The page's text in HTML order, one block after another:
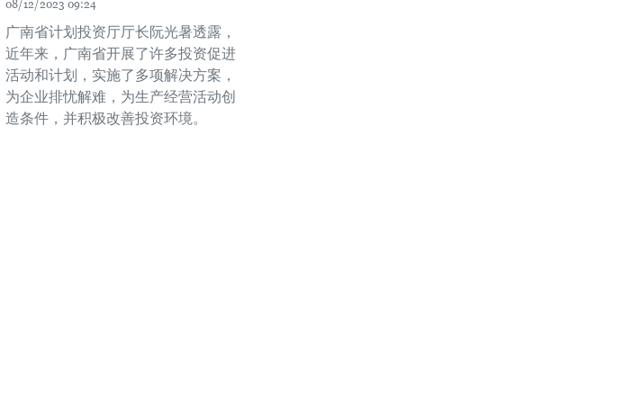
08/12/2023 09:24
广南省计划投资厅厅长阮光暑透露，
近年来，广南省开展了许多投资促进
活动和计划，实施了多项解决方案，
为企业排忧解难，为生产经营活动创
造条件，并积极改善投资环境。